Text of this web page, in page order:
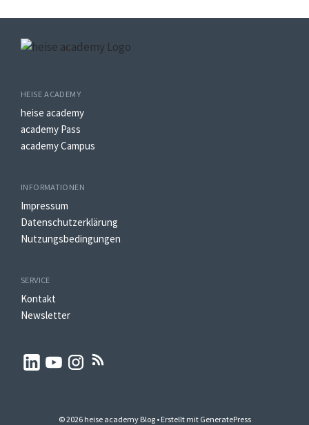
HEISE ACADEMY
heise academy
academy Pass
academy Campus
INFORMATIONEN
Impressum
Datenschutzerklärung
Nutzungsbedingungen
SERVICE
Kontakt
Newsletter
© 2026 heise academy Blog• Erstellt mit GeneratePress